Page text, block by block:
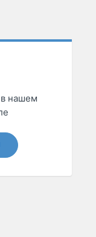
в нашем